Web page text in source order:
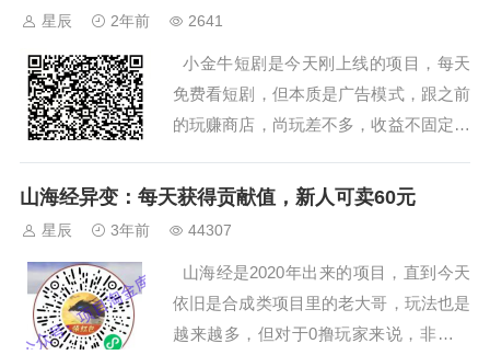
星辰 2年前 2641
小金牛短剧是今天刚上线的项目，每天
免费看短剧，但本质是广告模式，跟之前
的玩赚商店，尚玩差不多，收益不固定，
几百上千很正常，满0.3提现秒到，可长
山海经异变：每天获得贡献值，新人可卖60元
星辰 3年前 44307
山海经是2020年出来的项目，直到今天
依旧是合成类项目里的老大哥，玩法也是
越来越多，但对于0撸玩家来说，非常简